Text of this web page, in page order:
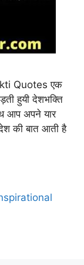
Quotes एक
हुयी देशभक्ति
आप अपने यार
की बात आती है